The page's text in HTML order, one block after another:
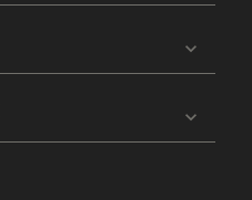
expand_more
expand_more